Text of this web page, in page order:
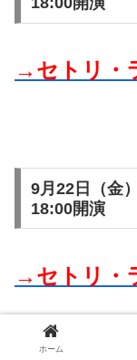
→セトリ・
9月22日（金
18:00開演
→セトリ・
ホーム